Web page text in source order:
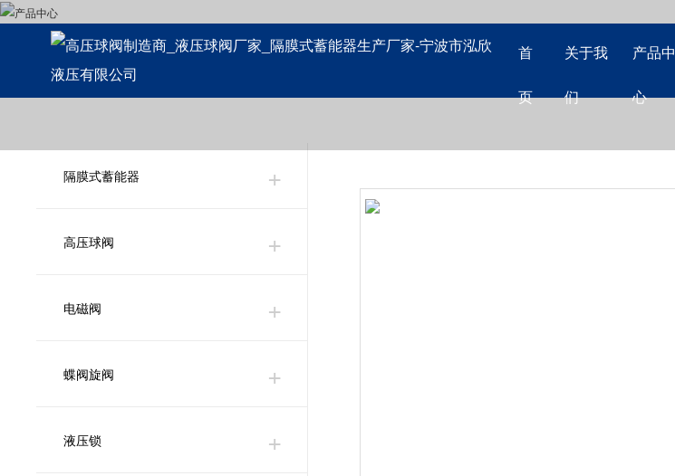
首
页
关于我
们
产品中
心
隔膜式蓄能器
高压球阀
电磁阀
蝶阀旋阀
液压锁